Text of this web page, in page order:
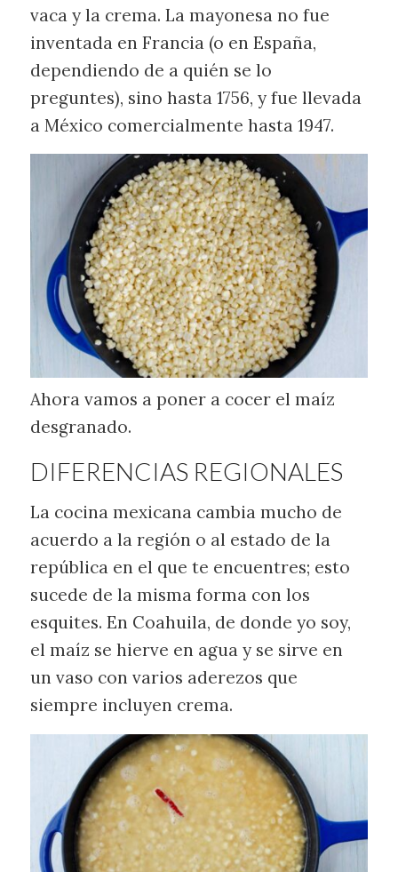
vaca y la crema. La mayonesa no fue
inventada en Francia (o en España,
dependiendo de a quién se lo
preguntes), sino hasta 1756, y fue llevada
a México comercialmente hasta 1947.
Ahora vamos a poner a cocer el maíz
desgranado.
DIFERENCIAS REGIONALES
La cocina mexicana cambia mucho de
acuerdo a la región o al estado de la
república en el que te encuentres; esto
sucede de la misma forma con los
esquites. En Coahuila, de donde yo soy,
el maíz se hierve en agua y se sirve en
un vaso con varios aderezos que
siempre incluyen crema.